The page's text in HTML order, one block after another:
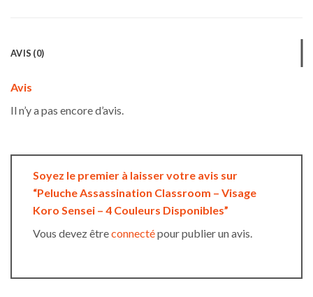
AVIS (0)
Avis
Il n’y a pas encore d’avis.
Soyez le premier à laisser votre avis sur
“Peluche Assassination Classroom – Visage
Koro Sensei – 4 Couleurs Disponibles”
Vous devez êtreconnectépour publier un avis.